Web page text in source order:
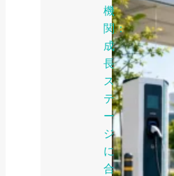
機
関：
成
長
ス
テ
ー
ジ
に
合